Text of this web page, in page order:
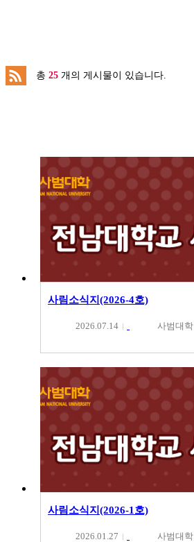
총 25 개의 게시물이 있습니다.
사림소식지(2026-4호)
2026.07.14 사범대학
사림소식지(2026-1호)
2026.01.27 사범대학